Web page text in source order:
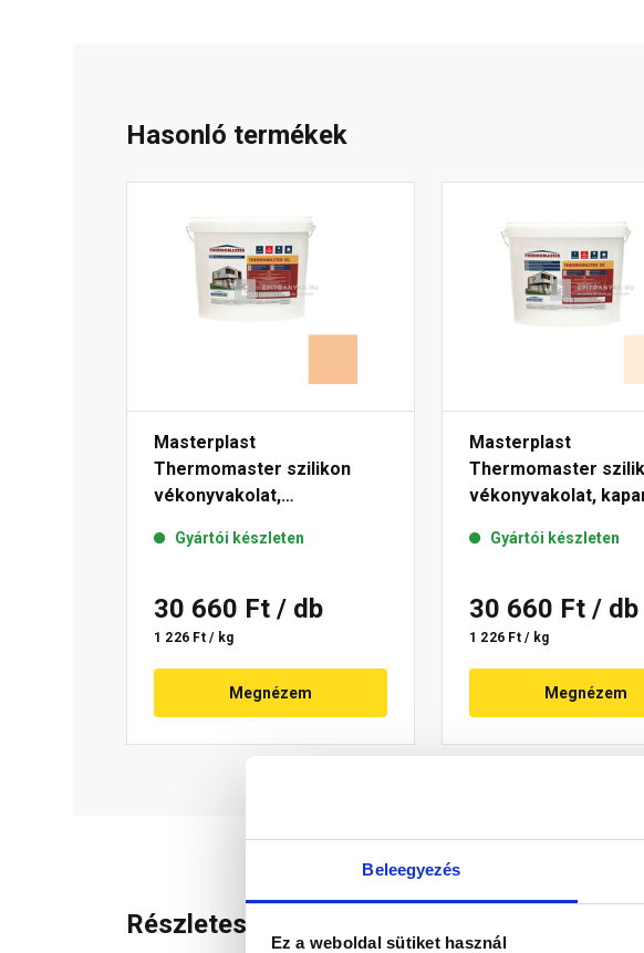
Beleegyezés
Ez a weboldal sütiket használ
Hasonló termékek
Masterplast
Thermomaster szilikon
vékonyvakolat,
C 25 kg
Gyártói készleten
30 660 Ft / db
1 226 Ft / kg
Megnézem
Masterplast
Thermomaster
vékonyvakolat,
Gyártói készleten
30 660 Ft / db
1 226 Ft / kg
Megnézem
Részletes leírás